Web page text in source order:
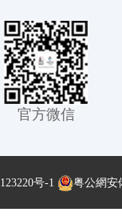
官方微信
号-1 粤公網安